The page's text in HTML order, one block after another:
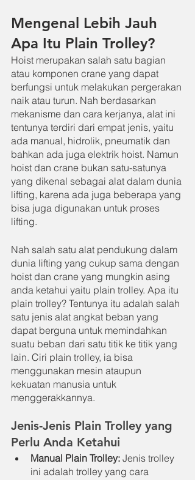
Mengenal Lebih Jauh
Apa Itu Plain Trolley?
Hoist merupakan salah satu bagian
atau komponen crane yang dapat
berfungsi untuk melakukan pergerakan
naik atau turun. Nah berdasarkan
mekanisme dan cara kerjanya, alat ini
tentunya terdiri dari empat jenis, yaitu
ada manual, hidrolik, pneumatik dan
bahkan ada juga elektrik hoist. Namun
hoist dan crane bukan satu-satunya
yang dikenal sebagai alat dalam dunia
lifting, karena ada juga beberapa yang
bisa juga digunakan untuk proses
lifting.
Nah salah satu alat pendukung dalam
dunia lifting yang cukup sama dengan
hoist dan crane yang mungkin asing
anda ketahui yaitu plain trolley. Apa itu
plain trolley? Tentunya itu adalah salah
satu jenis alat angkat beban yang
dapat berguna untuk memindahkan
suatu beban dari satu titik ke titik yang
lain. Ciri plain trolley, ia bisa
menggunakan mesin ataupun
kekuatan manusia untuk
menggerakkannya.
Jenis-Jenis Plain Trolley yang
Perlu Anda Ketahui
Manual Plain Trolley: Jenis trolley
ini adalah trolley yang cara